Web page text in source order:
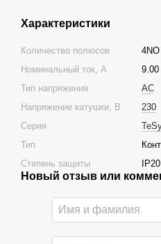
Характеристики
Количество полюсов
4NO
Номинальный ток, А
9.00
Тип напряжения
AC
Напряжение катушки, В
230
Серия
Тип
Степень защиты
IP20
Новый отзыв или